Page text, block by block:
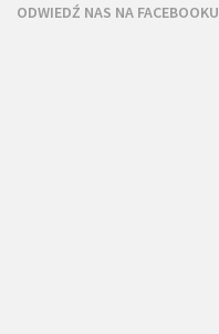
ODWIEDŹ NAS NA FACEBOOKU